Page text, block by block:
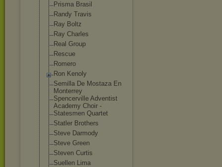
Prisma Brasil
Randy Travis
Ray Boltz
Ray Charles
Real Group
Rescue
Romero
Ron Kenoly
Semilla De Mostaza En
Monterrey
Spencerville Adventist
Academy Choir -
Statesmen Quartet
Statler Brothers
Steve Darmody
Steve Green
Steven Curtis
Suellen Lima